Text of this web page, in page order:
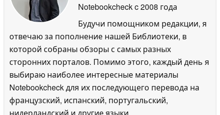
Notebookcheckc 2008 года
Будучи помощником редакции, я
отвечаю за пополнение нашей Библиотеки, в
которой собраны обзоры с самых разных
сторонних порталов. Помимо этого, каждый день я
выбираю наиболее интересные материалы
Notebookcheck для их последующего перевода на
французский, испанский, португальский,
нидерландский и другие языки.